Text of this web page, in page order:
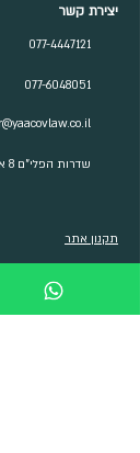
יצירת קשר
077-4447121
077-6048051
שדרות הפלי"ם 8 א', חיפה
תקנון אתר
© 2024 כל הזכויות שמורות לעופר יעקב משרד עורכי דין